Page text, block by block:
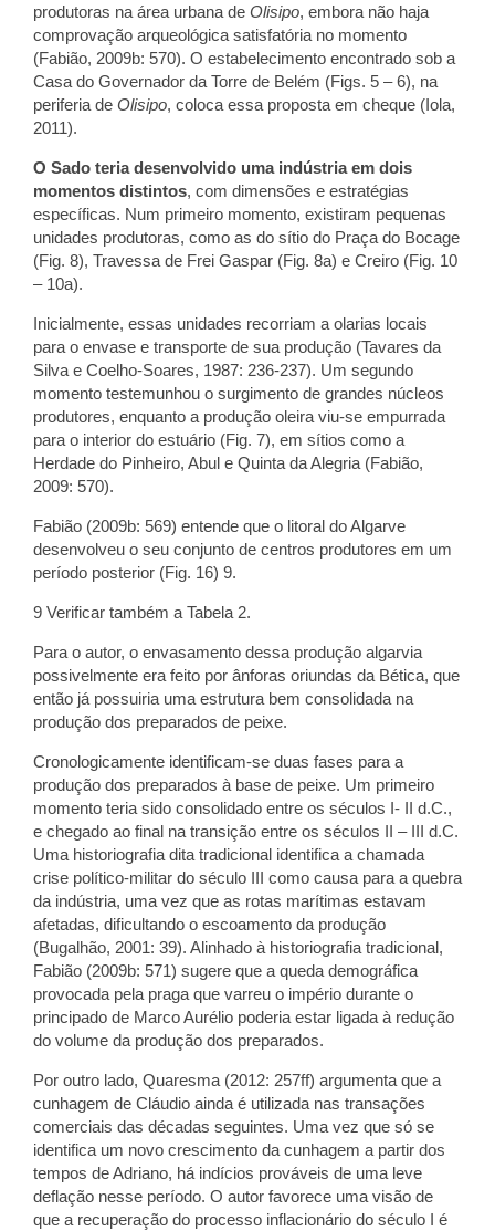
produtoras na área urbana de Olisipo, embora não haja
comprovação arqueológica satisfatória no momento
(Fabião, 2009b: 570). O estabelecimento encontrado sob a
Casa do Governador da Torre de Belém (Figs. 5 – 6), na
periferia de Olisipo, coloca essa proposta em cheque (Iola,
2011).
O Sado teria desenvolvido uma indústria em dois
momentos distintos, com dimensões e estratégias
específicas. Num primeiro momento, existiram pequenas
unidades produtoras, como as do sítio do Praça do Bocage
(Fig. 8), Travessa de Frei Gaspar (Fig. 8a) e Creiro (Fig. 10
– 10a).
Inicialmente, essas unidades recorriam a olarias locais
para o envase e transporte de sua produção (Tavares da
Silva e Coelho-Soares, 1987: 236-237). Um segundo
momento testemunhou o surgimento de grandes núcleos
produtores, enquanto a produção oleira viu-se empurrada
para o interior do estuário (Fig. 7), em sítios como a
Herdade do Pinheiro, Abul e Quinta da Alegria (Fabião,
2009: 570).
Fabião (2009b: 569) entende que o litoral do Algarve
desenvolveu o seu conjunto de centros produtores em um
período posterior (Fig. 16) 9.
9 Verificar também a Tabela 2.
Para o autor, o envasamento dessa produção algarvia
possivelmente era feito por ânforas oriundas da Bética, que
então já possuiria uma estrutura bem consolidada na
produção dos preparados de peixe.
Cronologicamente identificam-se duas fases para a
produção dos preparados à base de peixe. Um primeiro
momento teria sido consolidado entre os séculos I- II d.C.,
e chegado ao final na transição entre os séculos II – III d.C.
Uma historiografia dita tradicional identifica a chamada
crise político-militar do século III como causa para a quebra
da indústria, uma vez que as rotas marítimas estavam
afetadas, dificultando o escoamento da produção
(Bugalhão, 2001: 39). Alinhado à historiografia tradicional,
Fabião (2009b: 571) sugere que a queda demográfica
provocada pela praga que varreu o império durante o
principado de Marco Aurélio poderia estar ligada à redução
do volume da produção dos preparados.
Por outro lado, Quaresma (2012: 257ff) argumenta que a
cunhagem de Cláudio ainda é utilizada nas transações
comerciais das décadas seguintes. Uma vez que só se
identifica um novo crescimento da cunhagem a partir dos
tempos de Adriano, há indícios prováveis de uma leve
deflação nesse período. O autor favorece uma visão de
que a recuperação do processo inflacionário do século I é